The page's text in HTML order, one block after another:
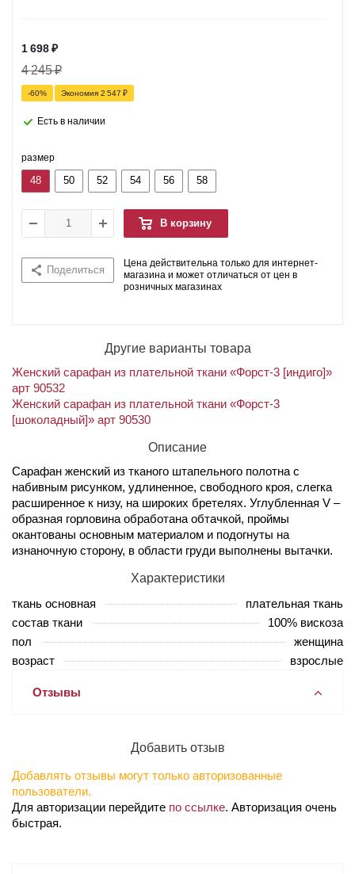
1 698₽
4 245₽
-60% Экономия 2 547 ₽
Есть в наличии
размер
48 50 52 54 56 58
В корзину
Поделиться
Цена действительна только для интернет-
магазина и может отличаться от цен в
розничных магазинах
Другие варианты товара
Женский сарафан из плательной ткани «Форст-3 [индиго]»
арт 90532
Женский сарафан из плательной ткани «Форст-3
[шоколадный]» арт 90530
Описание
Сарафан женский из тканого штапельного полотна с
набивным рисунком, удлиненное, свободного кроя, слегка
расширенное к низу, на широких бретелях. Углубленная V –
образная горловина обработана обтачкой, проймы
окантованы основным материалом и подогнуты на
изнаночную сторону, в области груди выполнены вытачки.
Характеристики
ткань основная
плательная ткань
состав ткани
100% вискоза
пол
женщина
возраст
взрослые
Отзывы
Добавить отзыв
Добавлять отзывы могут только авторизованные
пользователи.
Для авторизации перейдите по ссылке. Авторизация очень
быстрая.